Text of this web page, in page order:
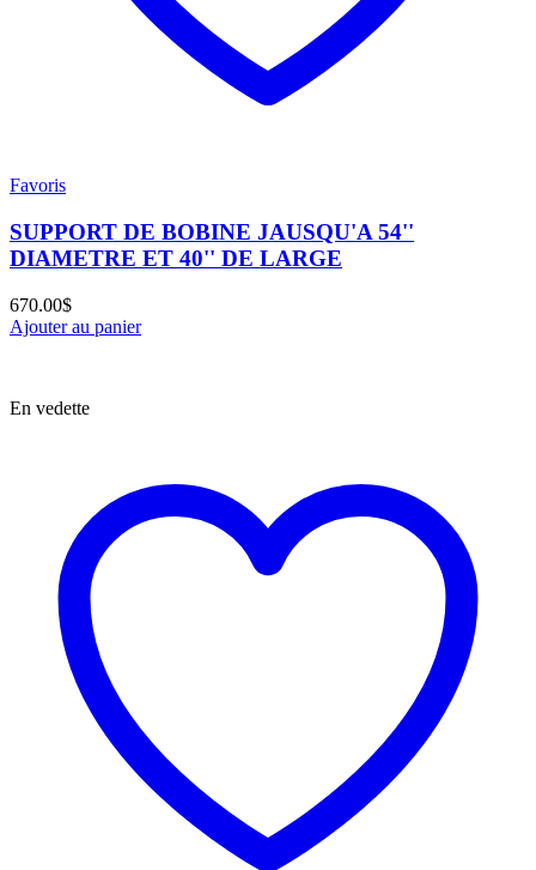
Favoris
SUPPORT DE BOBINE JAUSQU'A 54''
DIAMETRE ET 40'' DE LARGE
670.00$
Ajouter au panier
En vedette